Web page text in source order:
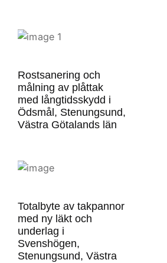
Rostsanering och
målning av plåttak
med långtidsskydd i
Ödsmål, Stenungsund,
Västra Götalands län
Totalbyte av takpannor
med ny läkt och
underlag i
Svenshögen,
Stenungsund, Västra